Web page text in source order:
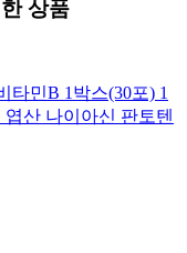
상품
타민B 1박스(30포) 1
산 나이아신 판토텐